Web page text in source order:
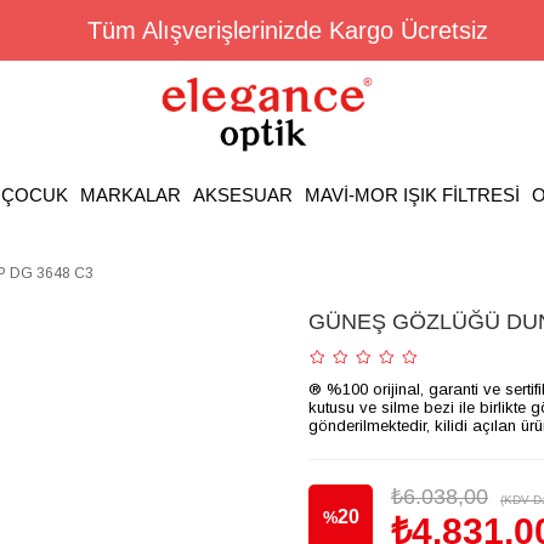
Tüm Alışverişlerinizde Kargo Ücretsiz
ÇOCUK MARKALAR AKSESUAR MAVİ-MOR IŞIK FİLTRESİ
DG 3648 C3
GÜNEŞ GÖZLÜĞÜ
® %100 orijinal, garanti ve
kutusu ve silme bezi ile birlikte
gönderilmektedir, kilidi açılan
%20
₺6.038,00 (KDV